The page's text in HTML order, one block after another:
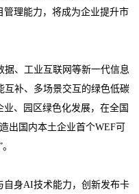
理能力，将成为企业提升市
、工业互联网等新一代信息
互补、多场景交互的绿色低碳
、园区绿色化发展，在全国
出国内本土企业首个WEF可
身AI技术能力，创新发布卡